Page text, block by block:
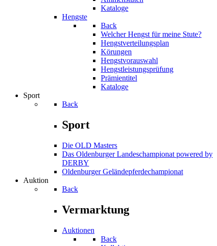
Kataloge
Hengste
Back
Welcher Hengst für meine Stute?
Hengstverteilungsplan
Körungen
Hengstvorauswahl
Hengstleistungsprüfung
Prämientitel
Kataloge
Sport
Back
Sport
Die OLD Masters
Das Oldenburger Landeschampionat powered by
DERBY
Oldenburger Geländepferde­championat
Auktion
Back
Vermarktung
Auktionen
Back